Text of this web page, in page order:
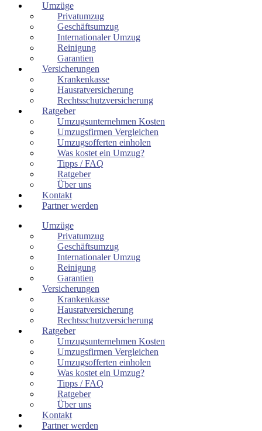
Umzüge
Privatumzug
Geschäftsumzug
Internationaler Umzug
Reinigung
Garantien
Versicherungen
Krankenkasse
Hausratversicherung
Rechtsschutzversicherung
Ratgeber
Umzugsunternehmen Kosten
Umzugsfirmen Vergleichen
Umzugsofferten einholen
Was kostet ein Umzug?
Tipps / FAQ
Ratgeber
Über uns
Kontakt
Partner werden
Umzüge
Privatumzug
Geschäftsumzug
Internationaler Umzug
Reinigung
Garantien
Versicherungen
Krankenkasse
Hausratversicherung
Rechtsschutzversicherung
Ratgeber
Umzugsunternehmen Kosten
Umzugsfirmen Vergleichen
Umzugsofferten einholen
Was kostet ein Umzug?
Tipps / FAQ
Ratgeber
Über uns
Kontakt
Partner werden